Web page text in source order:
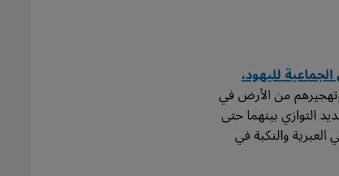
لليهود،
من الأرض في
1948. ويمكن هنا تحديد التوازي بينهما حتى
والنكبة في